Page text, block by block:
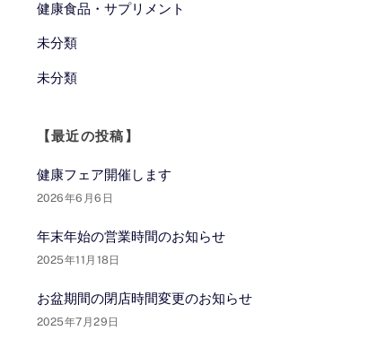
健康食品・サプリメント
未分類
未分類
【最近の投稿】
健康フェア開催します
2026年6月6日
年末年始の営業時間のお知らせ
2025年11月18日
お盆期間の閉店時間変更のお知らせ
2025年7月29日